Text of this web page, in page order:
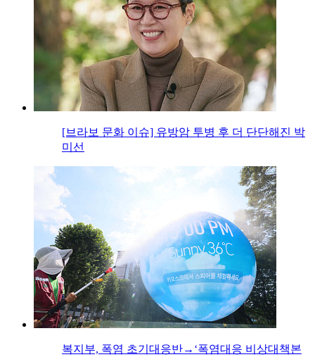
[브라보 문화 이슈] 유방암 투병 후 더 단단해진 박
미선
복지부, 폭염 초기대응반→‘폭염대응 비상대책본